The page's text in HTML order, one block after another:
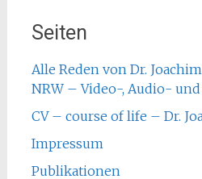
Seiten
Alle Reden von Dr.
NRW – Video-, Audio-
CV – course of life – Dr.
Impressum
Publikationen